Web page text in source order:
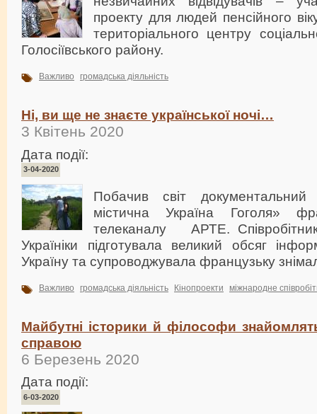
проекту для людей пенсійного
територіального центру
Голосіївського району.
Важливо громадська діяльність
Ні, ви ще не знаєте української ночі…
3 Квітень 2020
Дата події:
3-04-2020
Побачив світ документальний
містична Україна Гоголя»
телеканалу АРТЕ. Співробітник
Україніки підготувала великий обсяг
Україну та супроводжувала французьку
Важливо громадська діяльність Кінопроекти міжнародне
Майбутні історики й філософи
справою
6 Березень 2020
Дата події:
6-03-2020